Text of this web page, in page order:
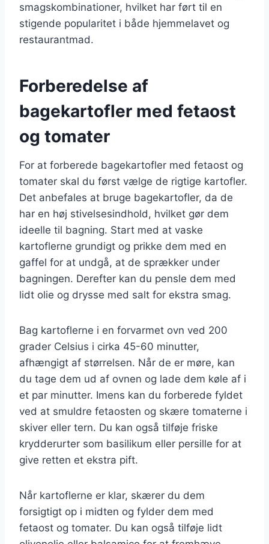
smagskombinationer, hvilket har ført til en
stigende popularitet i både hjemmelavet og
restaurantmad.
Forberedelse af
bagekartofler med fetaost
og tomater
For at forberede bagekartofler med fetaost og
tomater skal du først vælge de rigtige kartofler.
Det anbefales at bruge bagekartofler, da de
har en høj stivelsesindhold, hvilket gør dem
ideelle til bagning. Start med at vaske
kartoflerne grundigt og prikke dem med en
gaffel for at undgå, at de sprækker under
bagningen. Derefter kan du pensle dem med
lidt olie og drysse med salt for ekstra smag.
Bag kartoflerne i en forvarmet ovn ved 200
grader Celsius i cirka 45-60 minutter,
afhængigt af størrelsen. Når de er møre, kan
du tage dem ud af ovnen og lade dem køle af i
et par minutter. Imens kan du forberede fyldet
ved at smuldre fetaosten og skære tomaterne i
skiver eller tern. Du kan også tilføje friske
krydderurter som basilikum eller persille for at
give retten et ekstra pift.
Når kartoflerne er klar, skærer du dem
forsigtigt op i midten og fylder dem med
fetaost og tomater. Du kan også tilføje lidt